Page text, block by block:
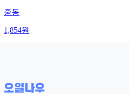
중동
1,854원